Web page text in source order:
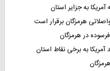
به جزایر استان
هرمزگان برقرار است
به برخی نقاط استان